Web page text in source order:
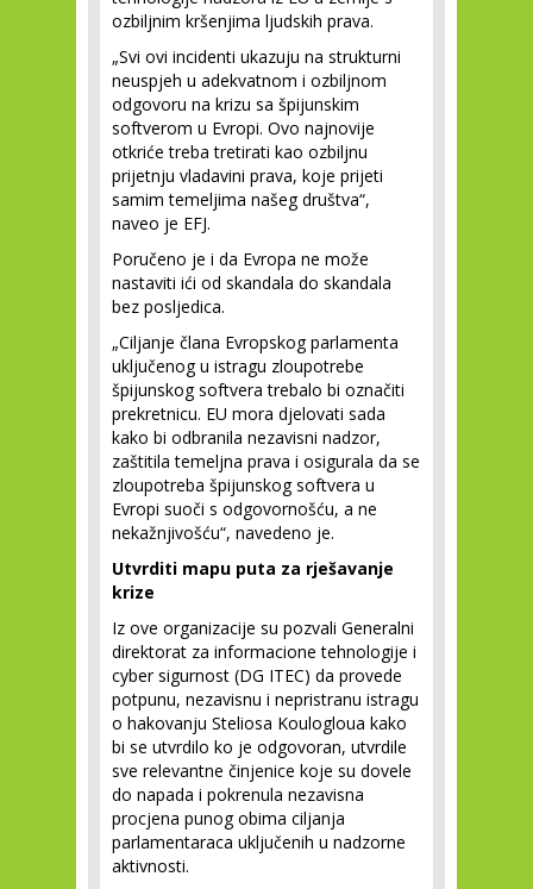
ozbiljnim kršenjima ljudskih prava.
„Svi ovi incidenti ukazuju na strukturni
neuspjeh u adekvatnom i ozbiljnom
odgovoru na krizu sa špijunskim
softverom u Evropi. Ovo najnovije
otkriće treba tretirati kao ozbiljnu
prijetnju vladavini prava, koje prijeti
samim temeljima našeg društva“,
naveo je EFJ.
Poručeno je i da Evropa ne može
nastaviti ići od skandala do skandala
bez posljedica.
„Ciljanje člana Evropskog parlamenta
uključenog u istragu zloupotrebe
špijunskog softvera trebalo bi označiti
prekretnicu. EU mora djelovati sada
kako bi odbranila nezavisni nadzor,
zaštitila temeljna prava i osigurala da se
zloupotreba špijunskog softvera u
Evropi suoči s odgovornošću, a ne
nekažnjivošću“, navedeno je.
Utvrditi mapu puta za rješavanje
krize
Iz ove organizacije su pozvali Generalni
direktorat za informacione tehnologije i
cyber sigurnost (DG ITEC) da provede
potpunu, nezavisnu i nepristranu istragu
o hakovanju Steliosa Koulogloua kako
bi se utvrdilo ko je odgovoran, utvrdile
sve relevantne činjenice koje su dovele
do napada i pokrenula nezavisna
procjena punog obima ciljanja
parlamentaraca uključenih u nadzorne
aktivnosti.